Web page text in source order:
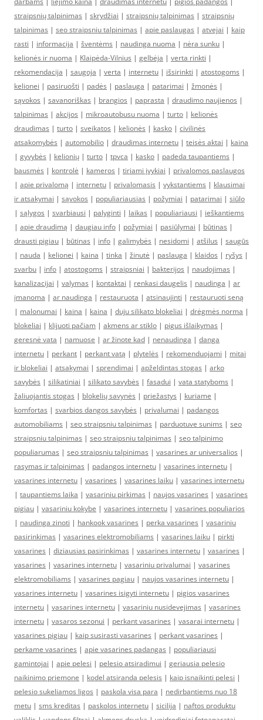
straipsnių talpinimas | skrydžiai | straipsnių talpinimas | straipsnių
talpinimas | seo straipsniu talpinimas | apie paslaugas | atvejai | kaip
rasti | informacija | šventėms | naudinga nuoma | nėra sunku |
kelionės ir nuoma | Klaipėda-Vilnius | gelbėja | verta rinkti |
rekomendacija | saugoja | verta | internetu | išsirinkti | atostogoms |
kelionei | pasiruošti | padės | paslauga | patarimai | žmonės |
sąvokos | savanoriškas | brangios | paprasta | draudimo naujienos |
talpinimas | akcijos | mikroautobusu nuoma | turto | kelionės
draudimas | turto | sveikatos | kelionės | kasko | civilinės
atsakomybės | automobilio | draudimas internetu | teisės aktai | kaina
| gyvybės | kelionių | turto | tpvca | kasko | padeda taupantiems |
bausmės | kontrolė | kameros | tiriami įvykiai | privalomos paslaugos
| apie privalomą | internetu | privalomasis | vykstantiems | klausimai
ir atsakymai | sąvokos | populiariausias | požymiai | patarimai | siūlo
| sąlygos | svarbiausi | palyginti | laikas | populiariausi | ieškantiems
| apie draudimą | daugiau info | požymiai | pasiūlymai | būtinas |
drausti pigiau | būtinas | info | galimybės | nesidomi | atšilus | saugūs
| nauda | kelionei | kaina | tinka | žinutė | paslauga | klaidos | ryšys |
svarbu | info | atostogoms | straipsniai | bakterijos | naudojimas |
kanalizacijai | valymas | kontaktai | renkasi daugelis | naudinga | ar
įmanoma | ar naudinga | restauruota | atsinaujinti | restauruoti seną
| malonumai | kaina | kaina | duju silikato blokeliai | drėgmės norma |
blokeliai | klijuoti pačiam | akmens ar stiklo | pigus išlaikymas |
geresnė vata | namuose | ar žinote kad | nenaudinga | danga
internetu | perkant | perkant vatą | plytelės | rekomenduojami | mitai
ir blokeliai | atsakymai | sprendimai | apželdintas stogas | arko
savybės | silikatiniai | silikato savybės | fasadui | vata statyboms |
žaliuojantis stogas | blokelių savynės | priežastys | kuriame |
komfortas | svarbios dangos savybės | privalumai | padangos
automobiliams | seo straipsniu talpinimas | parduotuve sunims | seo
straipsniu talpinimas | seo straipsniu talpinimas | seo talpinimo
populiarumas | seo straipsniu talpinimas | vasarines ar universalios |
rasymas ir talpinimas | padangos internetu | vasarines internetu |
vasarines internetu | vasarines | vasarines laiku | vasarines internetu
| taupantiems laika | vasariniu pirkimas | naujos vasarines | vasarines
pigiau | vasariniu kokybe | vasarines internetu | vasarines populiarios
| naudinga zinoti | hankook vasarines | perka vasarines | vasariniu
pasirinkimas | vasarines elektromobiliams | vasarines laiku | pirkti
vasarines | diziausias pasirinkimas | vasarines internetu | vasarines |
vasarines | vasarines internetu | vasariniu privalumai | vasarines
elektromobiliams | vasarines pagiau | naujos vasarines internetu |
vasarines internetu | vasarines isigyti internetu | pigios vasarines
internetu | vasarines internetu | vasariniu nusidevejimas | vasarines
internetu | vasaros sezonui | perkant vasarines | vasarai internetu |
vasarines pigiau | kaip susirasti vasarines | perkant vasarines |
perkame vasarines | apie vasarines padangas | populiariausi
gamintojai | apie pelesi | pelesio atsiradimui | geriausia pelesio
naikinimo priemone | kodel atsiranda pelesis | kaip isnaikinti pelesi |
pelesio sukeliamos ligos | paskola visa para | nedirbantiems nuo 18
metu | sms kreditas | paskolos internetu | sicilija | naftos produktu